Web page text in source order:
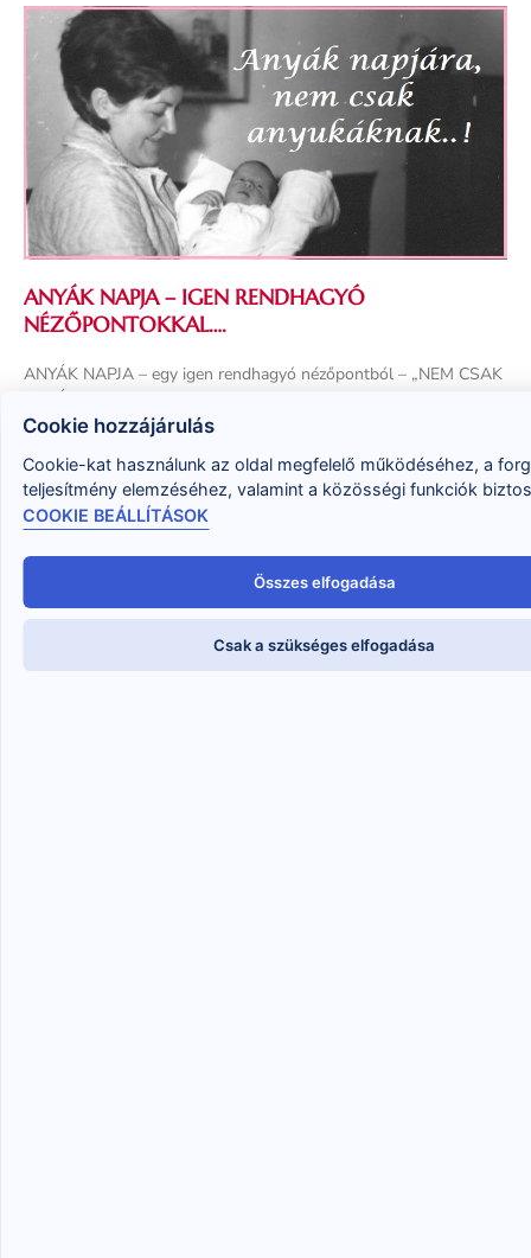
ANYÁK NAPJA – IGEN RENDHAGYÓ
NÉZŐPONTOKKAL….
ANYÁK NAPJA – egy igen rendhagyó nézőpontból – „NEM CSAK
ANYÁKNAK!” Lehet, hogy felkeverek benned néhány érzelmet, és
az igazság(talanság) is felbukkanhat az írásom olvasása
Tovább olvasom »
Cookie hozzájárulás
Cookie-kat használunk az oldal megfelelő működéséhez, a
teljesítmény elemzéséhez, valamint a közösségi funkciók
COOKIE BEÁLLÍTÁSOK
Összes elfogadása
Csak a szükséges elfogadása